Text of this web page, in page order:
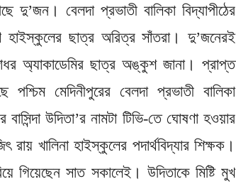
দু’জন। বেলদা প্রভাতী বালিকা বিদ্যাপীঠের
হাইস্কুলের ছাত্র অরিত্র সাঁতরা। দু’জনেরই
অ্যাকাডেমির ছাত্র অঙ্কুশ জানা। প্রাপ্ত
মেদিনীপুরের বেলদা প্রভাতী বালিকা
উদিতা’র নামটা টিভি-তে ঘোষণা হওয়ার
খালিনা হাইস্কুলের পদার্থবিদ্যার শিক্ষক।
গিয়েছেন সাত সকালেই। উদিতাকে মিষ্টি মুখ